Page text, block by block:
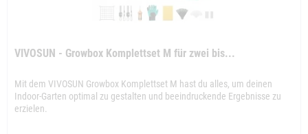
VIVOSUN - Growbox Komplettset M für zwei bis...
Mit dem VIVOSUN Growbox Komplettset M hast du alles, um deinen
Indoor-Garten optimal zu gestalten und beeindruckende Ergebnisse zu
erzielen.